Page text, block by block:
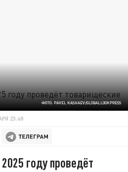
ФОТО: PAVEL KASHAEV/GLOBALLOOKPRESS
23:48
году проведёт